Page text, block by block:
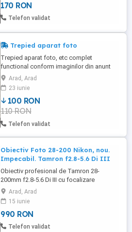
170 RON
Telefon validat
Trepied aparat foto
Trepied aparat foto, etc complet
functional conform imaginilor din anunt
Arad, Arad
23 iunie
100 RON
110 RON
Telefon validat
Obiectiv Foto 28-200 Nikon, nou.
Impecabil. Tamron f2.8-5.6 Di III
Obiectiv profesional de Tamron 28-
200mm f2.8-5.6 Di III cu focalizare
manuală pentru DSLR-uri & Nikon - Ideal
pentru fotografie de portret, capacitate în
lumină scăzută DETALII DETALIATE
DESPRE OBIECTIV AICI: This lens is fully
compatible with all of these Sony camera
Arad, Arad
15 iunie
990 RON
Telefon validat